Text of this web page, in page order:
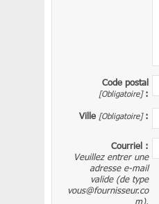
Code postal
[Obligatoire] :
Ville [Obligatoire] :
Courriel :
Veuillez entrer une
adresse e-mail
valide (de type
vous@fournisseur.co
m).